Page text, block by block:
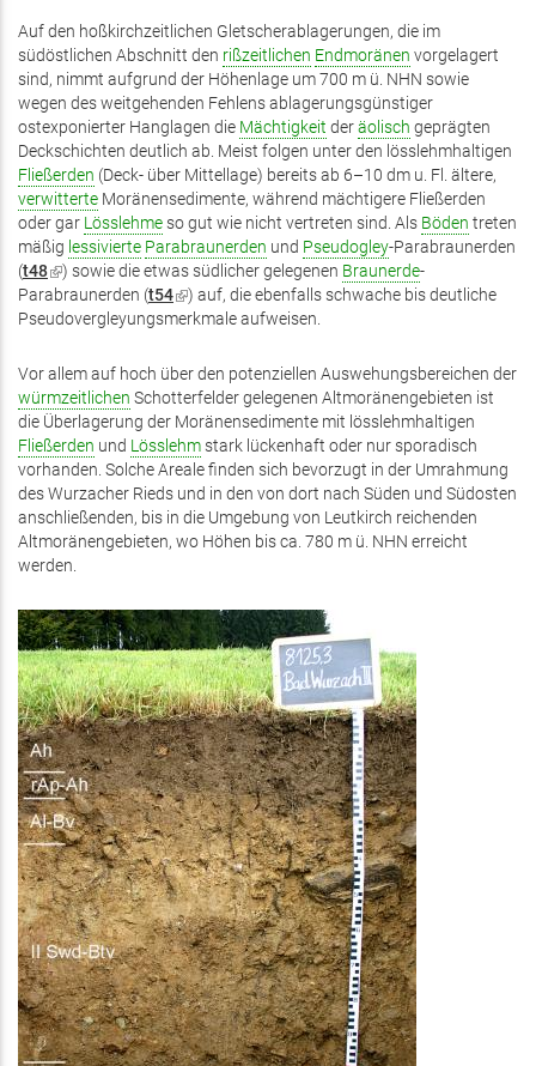
Auf den hoßkirchzeitlichen Gletscherablagerungen, die im
südöstlichen Abschnitt den rißzeitlichen Endmoränen vorgelagert
sind, nimmt aufgrund der Höhenlage um 700 m ü. NHN sowie
wegen des weitgehenden Fehlens ablagerungsgünstiger
ostexponierter Hanglagen die Mächtigkeit deräolisch geprägten
Deckschichten deutlich ab. Meist folgen unter den lösslehmhaltigen
Fließerden (Deck- über Mittellage) bereits ab 6–10 dm u. Fl. ältere,
verwitterte Moränensedimente, während mächtigere Fließerden
oder gar Lösslehmeso gut wie nicht vertreten sind. Als Böden treten
mäßig lessivierte Parabraunerden und Pseudogley-Parabraunerden
(t48(Link
ist
extern)
) sowie die etwas südlicher gelegenen Braunerde-
Parabraunerden (t54(Link
ist
) auf, die ebenfalls schwache bis deutliche
Pseudovergleyungsmerkmale aufweisen.
Vor allem auf hoch über den potenziellen Auswehungsbereichen der
würmzeitlichen Schotterfelder gelegenen Altmoränengebieten ist
die Überlagerung der Moränensedimente mit lösslehmhaltigen
Fließerden und Lösslehmstark lückenhaft oder nur sporadisch
vorhanden. Solche Areale finden sich bevorzugt in der Umrahmung
des Wurzacher Rieds und in den von dort nach Süden und Südosten
anschließenden, bis in die Umgebung von Leutkirch reichenden
Altmoränengebieten, wo Höhen bis ca. 780 m ü. NHN erreicht
werden.